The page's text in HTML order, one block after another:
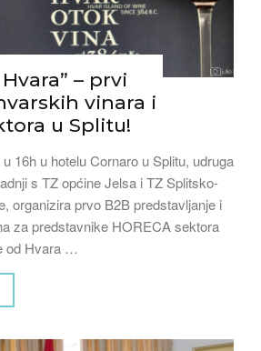
– prvi
vinara i
u Splitu!
16h u hotelu Cornaro u Splitu, udruga
s TZ općine Jelsa i TZ Splitsko-
organizira prvo B2B predstavljanje i
za predstavnike HORECA sektora
od Hvara …